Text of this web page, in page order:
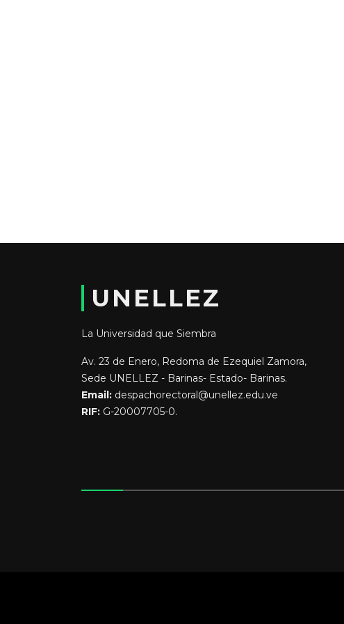
UNELLEZ
La Universidad que Siembra
Av. 23 de Enero, Redoma de Ezequiel Zamora,
Sede UNELLEZ - Barinas- Estado- Barinas.
Email: despachorectoral@unellez.edu.ve
RIF: G-20007705-0.